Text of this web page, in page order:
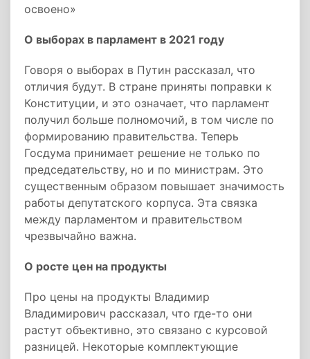
освоено»
О выборах в парламент в 2021 году
Говоря о выборах в Путин рассказал, что
отличия будут. В стране приняты поправки к
Конституции, и это означает, что парламент
получил больше полномочий, в том числе по
формированию правительства. Теперь
Госдума принимает решение не только по
председательству, но и по министрам. Это
существенным образом повышает значимость
работы депутатского корпуса. Эта связка
между парламентом и правительством
чрезвычайно важна.
О росте цен на продукты
Про цены на продукты Владимир
Владимирович рассказал, что где-то они
растут объективно, это связано с курсовой
разницей. Некоторые комплектующие